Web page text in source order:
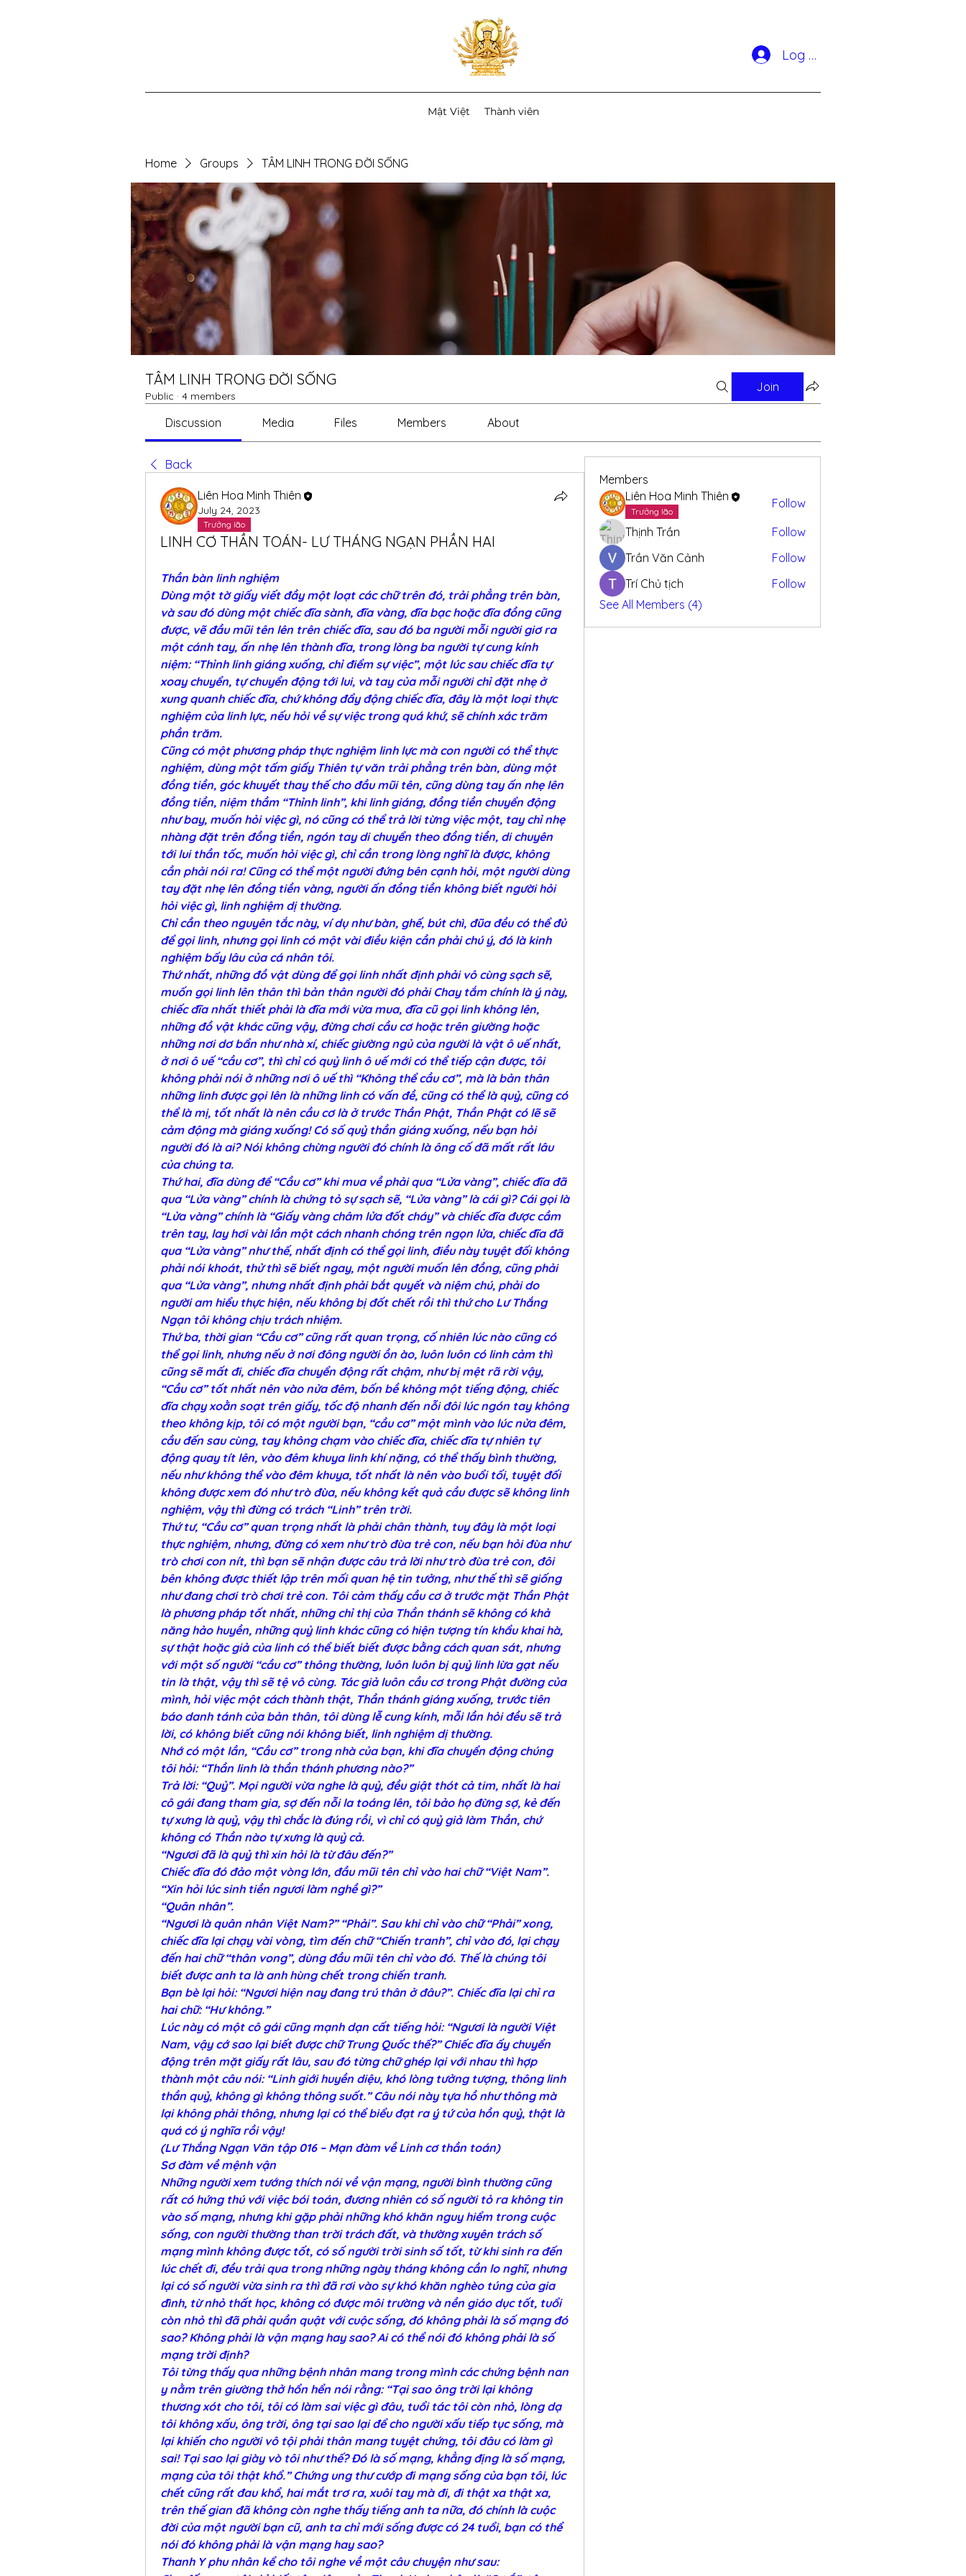
Log In
Mật Việt Thành viên
Home Groups TÂM LINH TRONG ĐỜI SỐNG
TÂM LINH TRONG ĐỜI SỐNG
Public · 4 members
Join
Discussion Media Files Members About
Back
Liên Hoa Minh Thiên
July 24, 2023
Trưởng lão
LINH CƠ THẦN TOÁN- LƯ THÁNG NGẠN PHẦN HAI
Thần bàn linh nghiệm
Dùng một tờ giấy viết đầy một loạt các chữ trên đó, trải phẳng trên bàn,
và sau đó dùng một chiếc đĩa sành, đĩa vàng, đĩa bạc hoặc đĩa đồng cũng
được, vẽ đầu mũi tên lên trên chiếc đĩa, sau đó ba người mỗi người giơ ra
một cánh tay, ấn nhẹ lên thành đĩa, trong lòng ba người tự cung kính
niệm: “Thỉnh linh giáng xuống, chỉ điểm sự việc”, một lúc sau chiếc đĩa tự
xoay chuyển, tự chuyển động tới lui, và tay của mỗi người chỉ đặt nhẹ ở
xung quanh chiếc đĩa, chứ không đẩy động chiếc đĩa, đây là một loại thực
nghiệm của linh lực, nếu hỏi về sự việc trong quá khứ, sẽ chính xác trăm
phần trăm.
Cũng có một phương pháp thực nghiệm linh lực mà con người có thể thực
nghiệm, dùng một tấm giấy Thiên tự văn trải phẳng trên bàn, dùng một
đồng tiền, góc khuyết thay thế cho đầu mũi tên, cũng dùng tay ấn nhẹ lên
đồng tiền, niệm thầm “Thỉnh linh”, khi linh giáng, đồng tiền chuyển động
như bay, muốn hỏi việc gì, nó cũng có thể trả lời từng việc một, tay chỉ nhẹ
nhàng đặt trên đồng tiền, ngón tay di chuyển theo đồng tiền, di chuyên
tới lui thần tốc, muốn hỏi việc gì, chỉ cần trong lòng nghĩ là được, không
cần phải nói ra! Cũng có thể một người đứng bên cạnh hỏi, một người dùng
tay đặt nhẹ lên đồng tiền vàng, người ấn đồng tiền không biết người hỏi
hỏi việc gì, linh nghiệm dị thường.
Chỉ cần theo nguyên tắc này, ví dụ như bàn, ghế, bút chì, đũa đều có thể đủ
để gọi linh, nhưng gọi linh có một vài điều kiện cần phải chú ý, đó là kinh
nghiệm bấy lâu của cá nhân tôi.
Thứ nhất, những đồ vật dùng để gọi linh nhất định phải vô cùng sạch sẽ,
muốn gọi linh lên thân thì bản thân người đó phải Chay tắm chính là ý này,
chiếc đĩa nhất thiết phải là đĩa mới vừa mua, đĩa cũ gọi linh không lên,
những đồ vật khác cũng vậy, đừng chơi cầu cơ hoặc trên giường hoặc
những nơi dơ bẩn như nhà xí, chiếc giường ngủ của người là vật ô uế nhất,
ở nơi ô uế “cầu cơ”, thì chỉ có quỷ linh ô uế mới có thể tiếp cận được, tôi
không phải nói ở những nơi ô uế thì “Không thể cầu cơ”, mà là bản thân
những linh được gọi lên là những linh có vấn đề, cũng có thể là quỷ, cũng có
thể là mị, tốt nhất là nên cầu cơ là ở trước Thần Phật, Thần Phật có lẽ sẽ
cảm động mà giáng xuống! Có số quỷ thần giáng xuống, nếu bạn hỏi
người đó là ai? Nói không chừng người đó chính là ông cố đã mất rất lâu
của chúng ta.
Thứ hai, đĩa dùng để “Cầu cơ” khi mua về phải qua “Lửa vàng”, chiếc đĩa đã
qua “Lửa vàng” chính là chứng tỏ sự sạch sẽ, “Lửa vàng” là cái gì? Cái gọi là
“Lửa vàng” chính là “Giấy vàng châm lửa đốt cháy” và chiếc đĩa được cầm
trên tay, lay hơi vài lần một cách nhanh chóng trên ngọn lửa, chiếc đĩa đã
qua “Lửa vàng” như thế, nhất định có thể gọi linh, điều này tuyệt đối không
phải nói khoát, thử thì sẽ biết ngay, một người muốn lên đồng, cũng phải
qua “Lửa vàng”, nhưng nhất định phải bắt quyết và niệm chú, phải do
người am hiểu thực hiện, nếu không bị đốt chết rồi thì thứ cho Lư Thắng
Ngạn tôi không chịu trách nhiệm.
Thứ ba, thời gian “Cầu cơ” cũng rất quan trọng, cố nhiên lúc nào cũng có
thể gọi linh, nhưng nếu ở nơi đông người ồn ào, luôn luôn có linh cảm thì
cũng sẽ mất đi, chiếc đĩa chuyển động rất chậm, như bị mệt rã rời vậy,
“Cầu cơ” tốt nhất nên vào nửa đêm, bốn bề không một tiếng động, chiếc
đĩa chạy xoằn soạt trên giấy, tốc độ nhanh đến nỗi đôi lúc ngón tay không
theo không kịp, tôi có một người bạn, “cầu cơ” một mình vào lúc nửa đêm,
cầu đến sau cùng, tay không chạm vào chiếc đĩa, chiếc đĩa tự nhiên tự
động quay tít lên, vào đêm khuya linh khí nặng, có thể thấy bình thường,
nếu như không thể vào đêm khuya, tốt nhất là nên vào buổi tối, tuyệt đối
không được xem đó như trò đùa, nếu không kết quả cầu được sẽ không linh
nghiệm, vậy thì đừng có trách “Linh” trên trời.
Thứ tư, “Cầu cơ” quan trọng nhất là phải chân thành, tuy đây là một loại
thực nghiệm, nhưng, đừng có xem như trò đùa trẻ con, nếu bạn hỏi đùa như
trò chơi con nít, thì bạn sẽ nhận được câu trả lời như trò đùa trẻ con, đôi
bên không được thiết lập trên mối quan hệ tin tưởng, như thế thì sẽ giống
như đang chơi trò chơi trẻ con. Tôi cảm thấy cầu cơ ở trước mặt Thần Phật
là phương pháp tốt nhất, những chỉ thị của Thần thánh sẽ không có khả
năng hảo huyền, những quỷ linh khác cũng có hiện tượng tín khẩu khai hà,
sự thật hoặc giả của linh có thể biết biết được bằng cách quan sát, nhưng
với một số người “cầu cơ” thông thường, luôn luôn bị quỷ linh lừa gạt nếu
tin là thật, vậy thì sẽ tệ vô cùng. Tác giả luôn cầu cơ trong Phật đường của
mình, hỏi việc một cách thành thật, Thần thánh giáng xuống, trước tiên
báo danh tánh của bản thân, tôi dùng lễ cung kính, mỗi lần hỏi đều sẽ trả
lời, có không biết cũng nói không biết, linh nghiệm dị thường.
Nhớ có một lần, “Cầu cơ” trong nhà của bạn, khi đĩa chuyển động chúng
tôi hỏi: “Thần linh là thần thánh phương nào?”
Trả lời: “Quỷ”. Mọi người vừa nghe là quỷ, đều giật thót cả tim, nhất là hai
cô gái đang tham gia, sợ đến nỗi la toáng lên, tôi bảo họ đừng sợ, kẻ đến
tự xưng là quỷ, vậy thì chắc là đúng rồi, vì chỉ có quỷ giả làm Thần, chứ
không có Thần nào tự xưng là quỷ cả.
“Ngươi đã là quỷ thì xin hỏi là từ đâu đến?”
Chiếc đĩa đó đảo một vòng lớn, đầu mũi tên chỉ vào hai chữ “Việt Nam”.
“Xin hỏi lúc sinh tiền ngươi làm nghề gì?”
“Quân nhân”.
“Ngươi là quân nhân Việt Nam?” “Phải”. Sau khi chỉ vào chữ “Phải” xong,
chiếc đĩa lại chạy vài vòng, tìm đến chữ “Chiến tranh”, chỉ vào đó, lại chạy
đến hai chữ “thân vong”, dùng đầu mũi tên chỉ vào đó. Thế là chúng tôi
biết được anh ta là anh hùng chết trong chiến tranh.
Bạn bè lại hỏi: “Ngươi hiện nay đang trú thân ở đâu?”. Chiếc đĩa lại chỉ ra
hai chữ: “Hư không.”
Lúc này có một cô gái cũng mạnh dạn cất tiếng hỏi: “Ngươi là người Việt
Nam, vậy cớ sao lại biết được chữ Trung Quốc thế?” Chiếc đĩa ấy chuyển
động trên mặt giấy rất lâu, sau đó từng chữ ghép lại với nhau thì hợp
thành một câu nói: “Linh giới huyền diệu, khó lòng tưởng tượng, thông linh
thần quỷ, không gì không thông suốt.” Câu nói này tựa hồ như thông mà
lại không phải thông, nhưng lại có thể biểu đạt ra ý tứ của hồn quỷ, thật là
quá có ý nghĩa rồi vậy!
(Lư Thắng Ngạn Văn tập 016 – Mạn đàm về Linh cơ thần toán)
Sơ đàm về mệnh vận
Những người xem tướng thích nói về vận mạng, người bình thường cũng
rất có hứng thú với việc bói toán, đương nhiên có số người tỏ ra không tin
vào số mạng, nhưng khi gặp phải những khó khăn nguy hiểm trong cuộc
sống, con người thường than trời trách đất, và thường xuyên trách số
mạng mình không được tốt, có số người trời sinh số tốt, từ khi sinh ra đến
lúc chết đi, đều trải qua trong những ngày tháng không cần lo nghĩ, nhưng
lại có số người vừa sinh ra thì đã rơi vào sự khó khăn nghèo túng của gia
đình, từ nhỏ thất học, không có được môi trường và nền giáo dục tốt, tuổi
còn nhỏ thì đã phải quần quật với cuộc sống, đó không phải là số mạng đó
sao? Không phải là vận mạng hay sao? Ai có thể nói đó không phải là số
mạng trời định?
Tôi từng thấy qua những bệnh nhân mang trong mình các chứng bệnh nan
y nằm trên giường thở hổn hển nói rằng: “Tại sao ông trời lại không
thương xót cho tôi, tôi có làm sai việc gì đâu, tuổi tác tôi còn nhỏ, lòng dạ
tôi không xấu, ông trời, ông tại sao lại để cho người xấu tiếp tục sống, mà
lại khiến cho người vô tội phải thân mang tuyệt chứng, tôi đâu có làm gì
sai! Tại sao lại giày vò tôi như thế? Đó là số mạng, khẳng địng là số mạng,
mạng của tôi thật khổ.” Chứng ung thư cướp đi mạng sống của bạn tôi, lúc
chết cũng rất đau khổ, hai mắt trơ ra, xuôi tay mà đi, đi thật xa thật xa,
trên thế gian đã không còn nghe thấy tiếng anh ta nữa, đó chính là cuộc
đời của một người bạn cũ, anh ta chỉ mới sống được có 24 tuổi, bạn có thể
nói đó không phải là vận mạng hay sao?
Thanh Y phu nhân kể cho tôi nghe về một câu chuyện như sau:
Members
Liên Hoa Minh Thiên
Trưởng lão
Follow
Thịnh Trần
Follow
Trần Văn Cảnh
Follow
Trí Chủ tịch
Follow
See All Members (4)